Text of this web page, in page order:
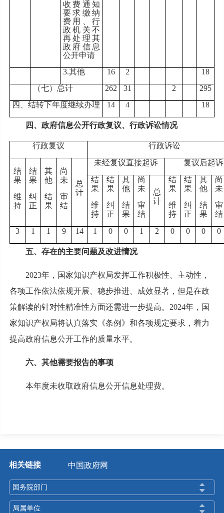
收费通知
要求缴纳
费用、行
政机关不
再处理其
政府信息
公开申请
3.其他 16 2
18
（七）总计
262 31 2
295
四、结转下年度继续办理
14 4 18
四、政府信息公开行政复议、行政诉讼情况
行政复议 行政诉讼
结
果
维
持
结
果
纠
正
其
他
结
果
尚
未
审
结
总
计
未经复议直接起诉
复议后起诉
结
果
维
持
结
果
纠
正
其
他
结
果
尚
未
审
结
总
计
结
果
维
持
结
果
纠
正
其
他
结
果
尚
未
审
结
3
1 1 9 14 1 0 0 1 2 0 0 0 0
五、存在的主要问题及改进情况
2023年，国家知识产权局发挥工作积极性、主动性，
各项工作依法依规开展、稳步推进、成效显著，但是在政
策解读的针对性精准性方面还需进一步提高。2024年，国
家知识产权局将认真落实《条例》和各项规定要求，着力
提高政府信息公开工作的质量水平。
六、其他需要报告的事项
本年度未收取政府信息公开信息处理费。
相关链接 中国政府网
国务院部门
局属单位